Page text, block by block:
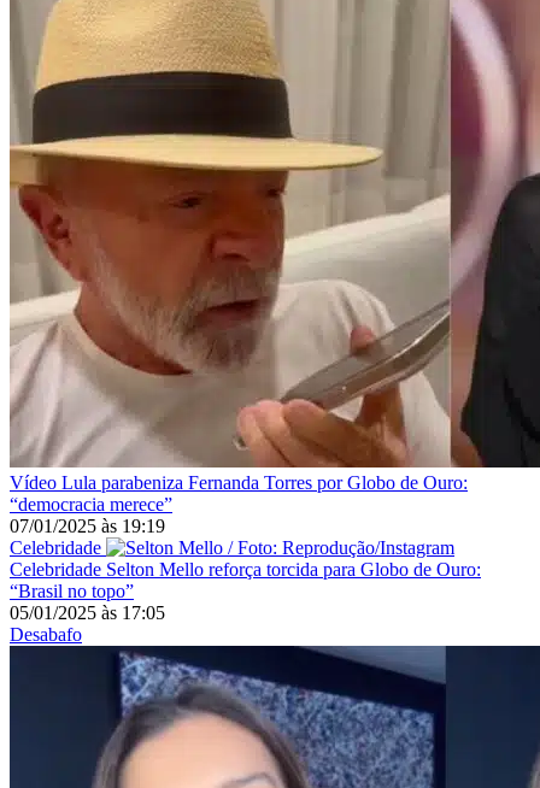
Vídeo Lula parabeniza Fernanda Torres por Globo de Ouro:
“democracia merece”
07/01/2025 às 19:19
Celebridade
Celebridade Selton Mello reforça torcida para Globo de Ouro:
“Brasil no topo”
05/01/2025 às 17:05
Desabafo